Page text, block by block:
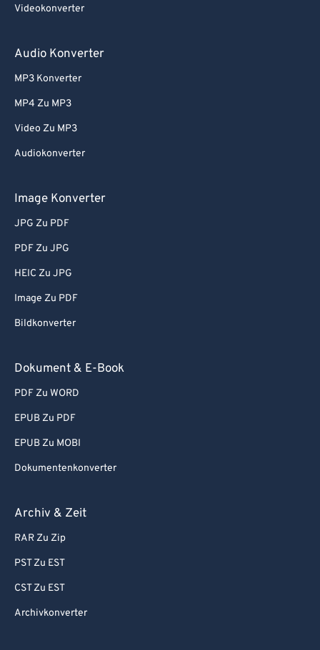
Videokonverter
Audio Konverter
MP3 Konverter
MP4 Zu MP3
Video Zu MP3
Audiokonverter
Image Konverter
JPG Zu PDF
PDF Zu JPG
HEIC Zu JPG
Image Zu PDF
Bildkonverter
Dokument & E-Book
PDF Zu WORD
EPUB Zu PDF
EPUB Zu MOBI
Dokumentenkonverter
Archiv & Zeit
RAR Zu Zip
PST Zu EST
CST Zu EST
Archivkonverter